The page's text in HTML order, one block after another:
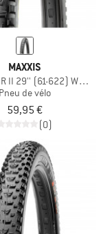
MAXXIS
II 29'' (61-622) WT Dual
Pneu de vélo
59,95 €
(0)